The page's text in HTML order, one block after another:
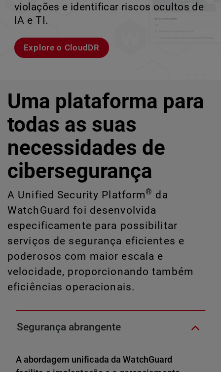
corporativos de alta velocidade.
Explorar modelos
violações e identificar riscos ocultos de
IA e TI.
Explore o CloudDR
perder o ritmo.
Conheça Rai
crescimento escalável.
Conheça o WatchGuard EDR
Uma plataforma para
todas as suas
necessidades de
cibersegurança
A Unified Security Platform® da
WatchGuard foi desenvolvida
especificamente para possibilitar
serviços de segurança eficientes e
poderosos com maior escala e
velocidade, proporcionando também
eficiências operacionais.
Segurança abrangente
A abordagem unificada da WatchGuard